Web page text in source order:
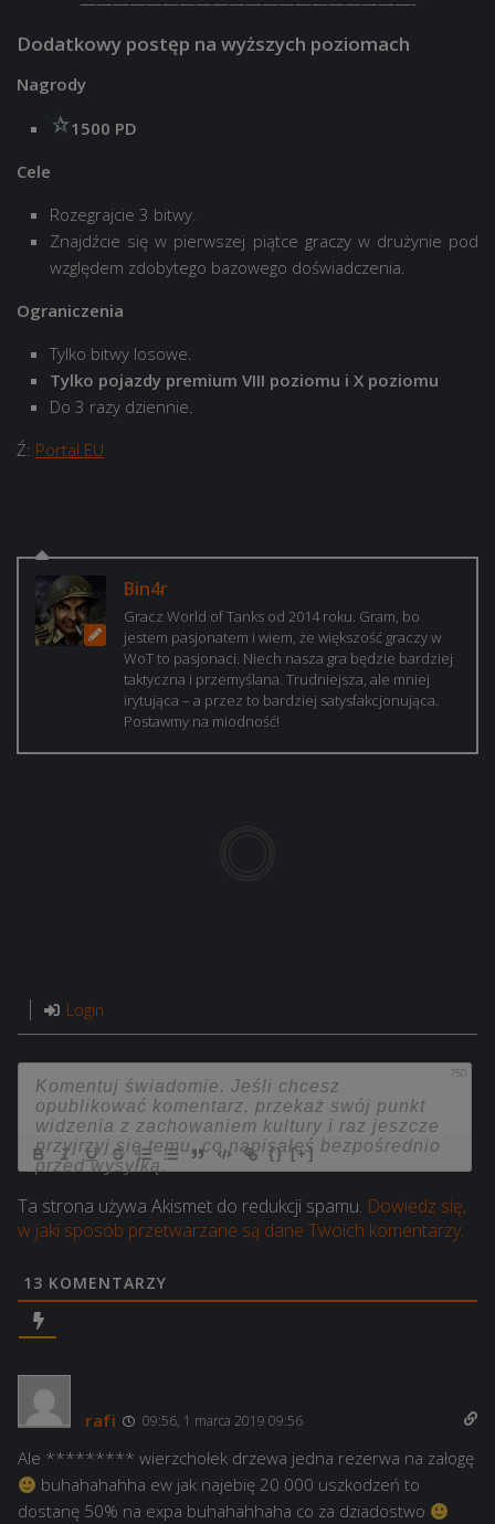
Dodatkowy postęp na wyższych poziomach
Nagrody
1500 PD
Cele
Rozegrajcie 3 bitwy.
Znajdźcie się w pierwszej piątce graczy w drużynie pod
względem zdobytego bazowego doświadczenia.
Ograniczenia
Tylko bitwy losowe.
Tylko pojazdy premium VIII poziomu i X poziomu
Do 3 razy dziennie.
Ź: Portal EU
Bin4r
Gracz World of Tanks od 2014 roku. Gram, bo
jestem pasjonatem i wiem, że większość graczy w
WoT to pasjonaci. Niech nasza gra będzie bardziej
taktyczna i przemyślana. Trudniejsza, ale mniej
irytująca – a przez to bardziej satysfakcjonująca.
Postawmy na miodność!
Login
750
{} [+]
Ta strona używa Akismet do redukcji spamu. Dowiedz się,
w jaki sposób przetwarzane są dane Twoich komentarzy.
13 KOMENTARZY
rafi 09:56, 1 marca 2019 09:56
Ale ********* wierzchołek drzewa jedna rezerwa na załogę
buhahahahha ew jak najebię 20 000 uszkodzeń to
dostanę 50% na expa buhahahhaha co za dziadostwo